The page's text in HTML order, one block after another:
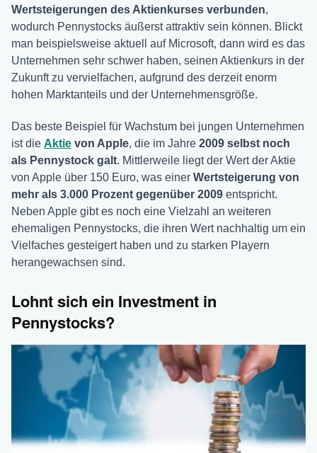
Wertsteigerungen des Aktienkurses verbunden,
wodurch Pennystocks äußerst attraktiv sein können. Blickt
man beispielsweise aktuell auf Microsoft, dann wird es das
Unternehmen sehr schwer haben, seinen Aktienkurs in der
Zukunft zu vervielfachen, aufgrund des derzeit enorm
hohen Marktanteils und der Unternehmensgröße.
Das beste Beispiel für Wachstum bei jungen Unternehmen
ist die Aktie von Apple, die im Jahre 2009 selbst noch
als Pennystock galt. Mittlerweile liegt der Wert der Aktie
von Apple über 150 Euro, was einer Wertsteigerung von
mehr als 3.000 Prozent gegenüber 2009 entspricht.
Neben Apple gibt es noch eine Vielzahl an weiteren
ehemaligen Pennystocks, die ihren Wert nachhaltig um ein
Vielfaches gesteigert haben und zu starken Playern
herangewachsen sind.
Lohnt sich ein Investment in
Pennystocks?